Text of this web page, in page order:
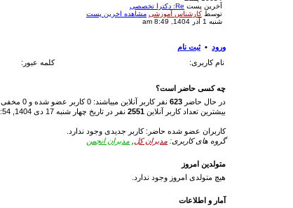
آخرین پست Re: دکترا تخصصی
توسط کارشناس آموزشی مشاهده اخرین پست
شنبه 1 آذر 1404, 8:49 am
ورود •ثبت نام
نام کاربری:
کلمه عبور:
چه کسی حاضر است؟
در حال حاضر 623 نفر کاربر آنلاین میباشند: 0 کاربر عضو شده و 0 مخفی و 623 مهمان (بر اساس اطلاعات مربوط به 5 دقیقه قبل)
بیشترین تعداد کاربر آنلاین 2551 نفر در تاریخ چهار شنبه 17 دی 1404, 10:54 am است
کاربران عضو شده حاضر: کاربر جدیدی وجود ندارد.
گروه های کاربری: مدیران کل مدیران انجمن
متولدین امروز
هیچ متولدی امروز وجود ندارد.
آمار و اطلاعات